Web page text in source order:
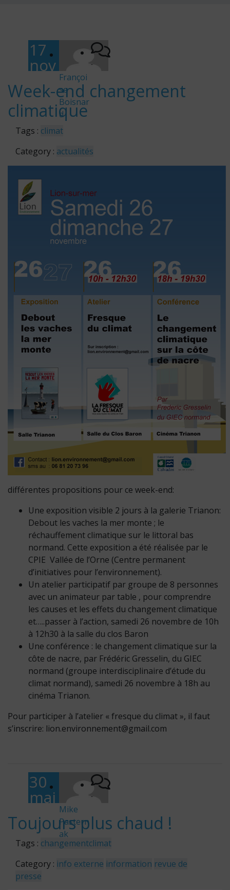
17
nov
em
bre
202
2
Françoi
se
Boisnar
d
-
Week-end changement
climatique
Tags : climat
Category : actualités
différentes propositions pour ce week-end:
Une exposition visible 2 jours à la galerie Trianon:
Debout les vaches la mer monte ; le
réchauffement climatique sur le littoral bas
normand. Cette exposition a été réalisée par le
CPIE Vallée de l’Orne (Centre permanent
d’initiatives pour l’environnement).
Un atelier participatif par groupe de 8 personnes
avec un animateur par table , pour comprendre
les causes et les effets du changement climatique
et…..passer à l’action, samedi 26 novembre de 10h
à 12h30 à la salle du clos Baron
Une conférence : le changement climatique sur la
côte de nacre, par Frédéric Gresselin, du GIEC
normand (groupe interdisciplinaire d’étude du
climat normand), samedi 26 novembre à 18h au
cinéma Trianon.
Pour participer à l’atelier « fresque du climat », il faut
s’inscrire: lion.environnement@gmail.com
30
mai
202
0
Mike
Pastern
ak
-
Toujours plus chaud !
Tags : changementclimat
Category : info externe information revue de
presse